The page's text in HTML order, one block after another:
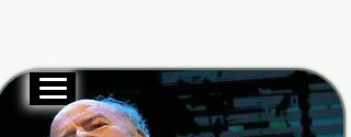
Site officiel